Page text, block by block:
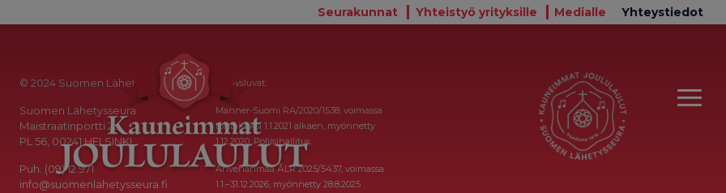
Seurakunnat Yhteistyö yrityksille Medialle Yhteystiedot
© 2024 Suomen Lähetysseura
Suomen Lähetysseura
Maistraatinportti 2a
PL 56, 00241 HELSINKI
Puh. (09) 12 971
info@suomenlahetysseura.fi
Keräysluvat:
Manner-Suomi RA/2020/1538, voimassa
toistaiseksi 1.1.2021 alkaen, myönnetty
1.12.2020, Poliisihallitus.
Ahvenanmaa ÅLR 2025/5437, voimassa
1.1.–31.12.2026, myönnetty 28.8.2025